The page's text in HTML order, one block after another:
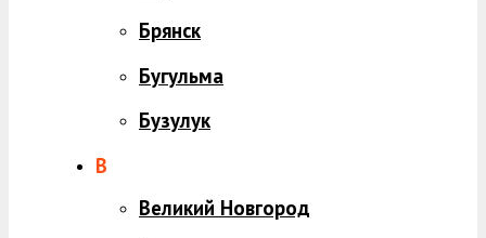
Брянск
Бугульма
Бузулук
В
Великий Новгород